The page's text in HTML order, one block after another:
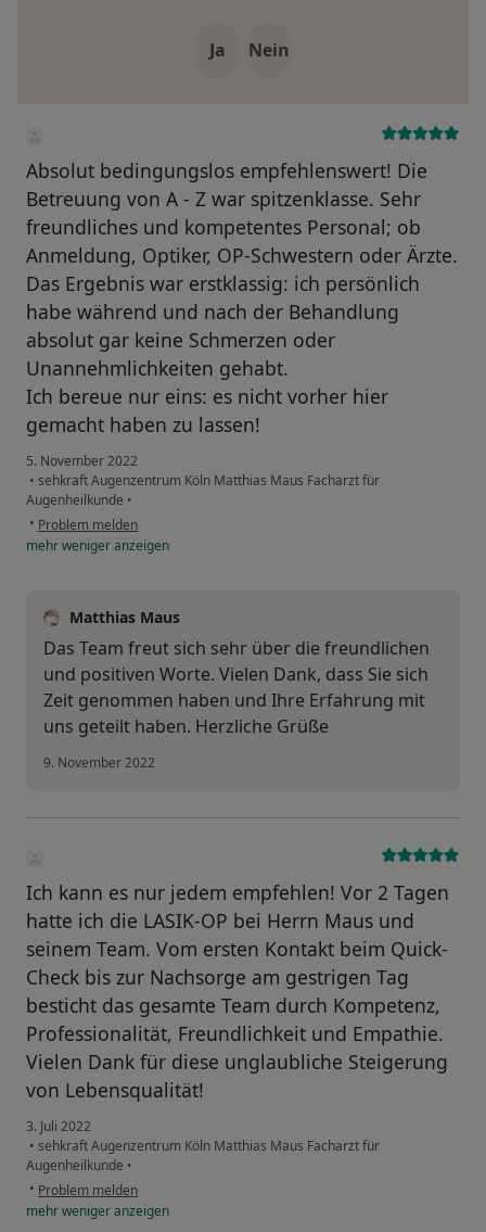
Ja Nein
Absolut bedingungslos empfehlenswert! Die
Betreuung von A - Z war spitzenklasse. Sehr
freundliches und kompetentes Personal; ob
Anmeldung, Optiker, OP-Schwestern oder Ärzte.
Das Ergebnis war erstklassig: ich persönlich
habe während und nach der Behandlung
absolut gar keine Schmerzen oder
Unannehmlichkeiten gehabt.
Ich bereue nur eins: es nicht vorher hier
gemacht haben zu lassen!
5. November 2022
• sehkraft Augenzentrum Köln Matthias Maus Facharzt für
Augenheilkunde •
• Problem melden
mehrwenigeranzeigen
Matthias Maus
Das Team freut sich sehr über die freundlichen
und positiven Worte. Vielen Dank, dass Sie sich
Zeit genommen haben und Ihre Erfahrung mit
uns geteilt haben. Herzliche Grüße
9. November 2022
Ich kann es nur jedem empfehlen! Vor 2 Tagen
hatte ich die LASIK-OP bei Herrn Maus und
seinem Team. Vom ersten Kontakt beim Quick-
Check bis zur Nachsorge am gestrigen Tag
besticht das gesamte Team durch Kompetenz,
Professionalität, Freundlichkeit und Empathie.
Vielen Dank für diese unglaubliche Steigerung
von Lebensqualität!
3. Juli 2022
• sehkraft Augenzentrum Köln Matthias Maus Facharzt für
Augenheilkunde •
• Problem melden
mehrwenigeranzeigen